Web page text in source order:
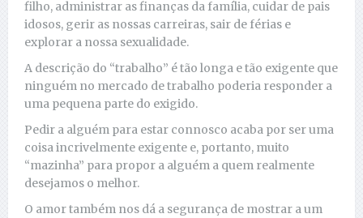
filho, administrar as finanças da família, cuidar de pais
idosos, gerir as nossas carreiras, sair de férias e
explorar a nossa sexualidade.
A descrição do “trabalho” é tão longa e tão exigente que
ninguém no mercado de trabalho poderia responder a
uma pequena parte do exigido.
Pedir a alguém para estar connosco acaba por ser uma
coisa incrivelmente exigente e, portanto, muito
“mazinha” para propor a alguém a quem realmente
desejamos o melhor.
O amor também nos dá a segurança de mostrar a um